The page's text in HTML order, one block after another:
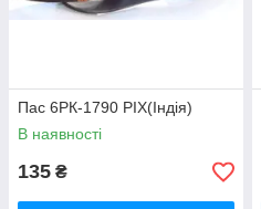
Пас 6РК-1790 PIX(Індія)
В наявності
135 ₴